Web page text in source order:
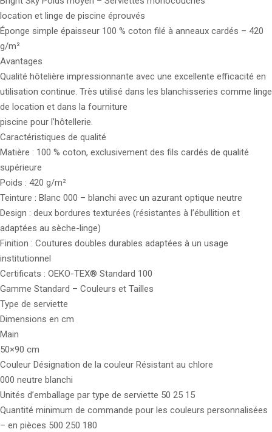
location et linge de piscine éprouvés
Éponge simple épaisseur 100 % coton filé à anneaux cardés – 420
g/m²
Avantages
Qualité hôtelière impressionnante avec une excellente efficacité en
utilisation continue. Très utilisé dans les blanchisseries comme linge
de location et dans la fourniture
piscine pour l’hôtellerie.
Caractéristiques de qualité
Matière : 100 % coton, exclusivement des fils cardés de qualité
supérieure
Poids : 420 g/m²
Teinture : Blanc 000 – blanchi avec un azurant optique neutre
Design : deux bordures texturées (résistantes à l’ébullition et
adaptées au sèche-linge)
Finition : Coutures doubles durables adaptées à un usage
institutionnel
Certificats : OEKO-TEX® Standard 100
Gamme Standard – Couleurs et Tailles
Type de serviette
Dimensions en cm
Main
50×90 cm
Couleur Désignation de la couleur Résistant au chlore
000 neutre blanchi
Unités d’emballage par type de serviette 50 25 15
Quantité minimum de commande pour les couleurs personnalisées
– en pièces 500 250 180